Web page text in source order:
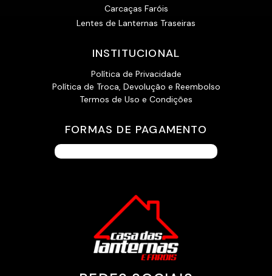
Carcaças Faróis
Lentes de Lanternas Traseiras
INSTITUCIONAL
Política de Privacidade
Política de Troca, Devolução e Reembolso
Termos de Uso e Condições
FORMAS DE PAGAMENTO